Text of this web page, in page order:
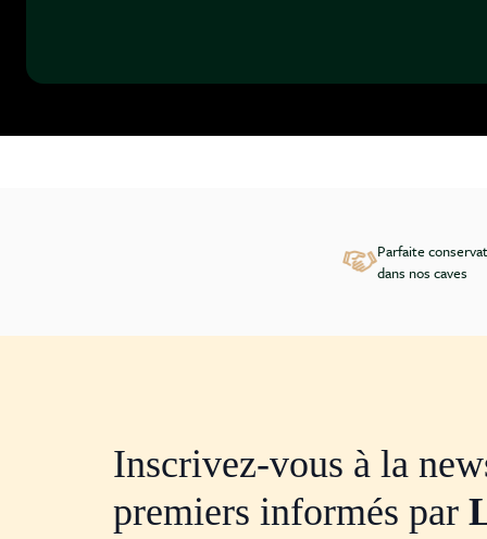
Parfaite
dans nos caves
Inscrivez-vous à la
premiers informés par